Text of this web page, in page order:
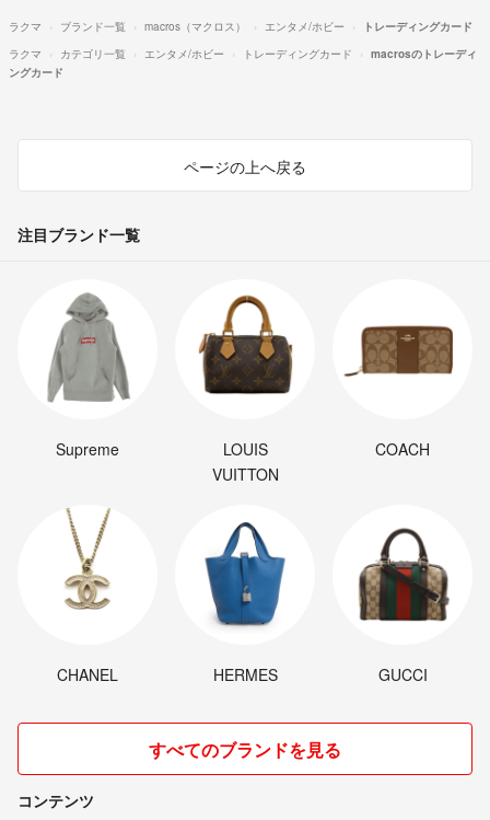
ラクマ ブランド一覧 macros（マクロス） エンタメ/ホビー
トレーディングカード
ラクマ
カテゴリ一覧 エンタメ/ホビー トレーディングカード
macrosのトレーディ
ングカード
ページの上へ戻る
注目ブランド一覧
Supreme
LOUIS
VUITTON
COACH
CHANEL HERMES GUCCI
すべてのブランドを見る
コンテンツ